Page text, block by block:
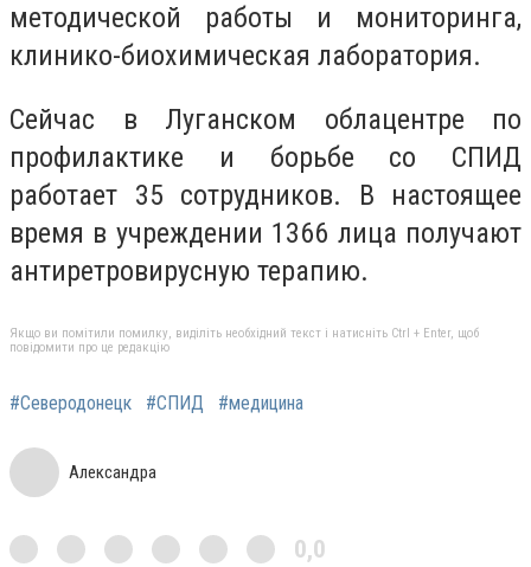
методической работы и мониторинга,
клинико-биохимическая лаборатория.
Сейчас в Луганском облацентре по
профилактике и борьбе со СПИД
работает 35 сотрудников. В настоящее
время в учреждении 1366 лица получают
антиретровирусную терапию.
Якщо ви помітили помилку, виділіть необхідний текст і натисніть Ctrl + Enter, щоб
повідомити про це редакцію
#Северодонецк #СПИД #медицина
Александра
0,0